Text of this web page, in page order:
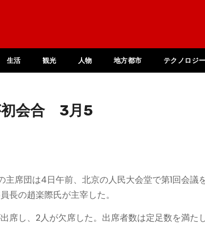
生活 観光 人物 地方都市 テクノロジ
初会合 3月5
席団は4日午前、北京の人民大会堂で第1回会議
長の趙楽際氏が主宰した。
席し、2人が欠席した。出席者数は定足数を満た